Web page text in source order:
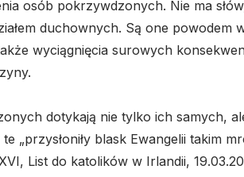
osób pokrzywdzonych. Nie ma
duchownych. Są one powodem
wyciągnięcia surowych
dotykają nie tylko ich samych,
„przysłoniły blask Ewangelii takim
List do katolików w Irlandii,